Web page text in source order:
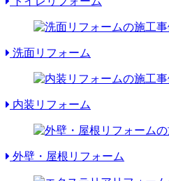
洗面リフォーム
内装リフォーム
外壁・屋根リフォーム